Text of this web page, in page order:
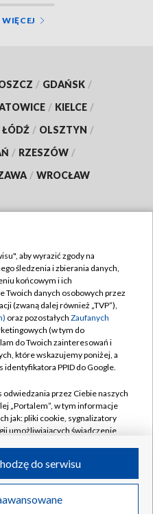
/ GDAŃSK /
/ KIELCE /
ŁÓDŹ / OLSZTYN /
/ RZESZÓW /
/ WROCŁAW
TVP
S.A. w likwidacji
aby wyrazić zgody na
śledzenia i zbierania danych,
końcowym i ich
Twoich danych osobowych przez
(zwaną dalej również „TVP”),
oraz pozostałych Zaufanych
(w tym do
do Twoich zainteresowań i
które wskazujemy poniżej, a
identyfikatora PPID do Google.
przez Ciebie naszych
„Portalem”, w tym informacje
jak: pliki cookie, sygnalizatory
umożliwiających świadczenie
przez Ciebie
jak adresy IP, identyfikatory
do serwisu